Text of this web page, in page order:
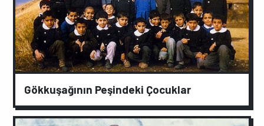
Gökkuşağının Peşindeki Çocuklar